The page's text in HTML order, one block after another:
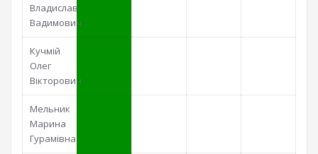
Владислав
Вадимович
Кучмій
Олег
Вікторович
Мельник
Марина
Гурамівна